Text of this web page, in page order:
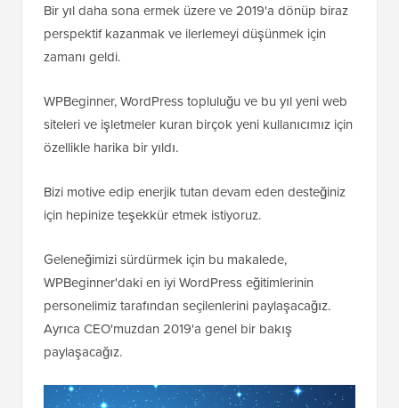
Bir yıl daha sona ermek üzere ve 2019'a dönüp biraz
perspektif kazanmak ve ilerlemeyi düşünmek için
zamanı geldi.
WPBeginner, WordPress topluluğu ve bu yıl yeni web
siteleri ve işletmeler kuran birçok yeni kullanıcımız için
özellikle harika bir yıldı.
Bizi motive edip enerjik tutan devam eden desteğiniz
için hepinize teşekkür etmek istiyoruz.
Geleneğimizi sürdürmek için bu makalede,
WPBeginner'daki en iyi WordPress eğitimlerinin
personelimiz tarafından seçilenlerini paylaşacağız.
Ayrıca CEO'muzdan 2019'a genel bir bakış
paylaşacağız.